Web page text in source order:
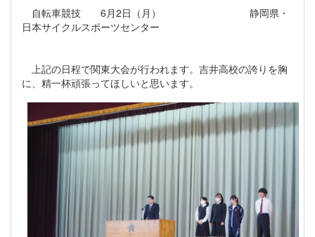
自転車競技 6月2日（月） 静岡県・
日本サイクルスポーツセンター
上記の日程で関東大会が行われます。吉井高校の誇りを胸
に、精一杯頑張ってほしいと思います。